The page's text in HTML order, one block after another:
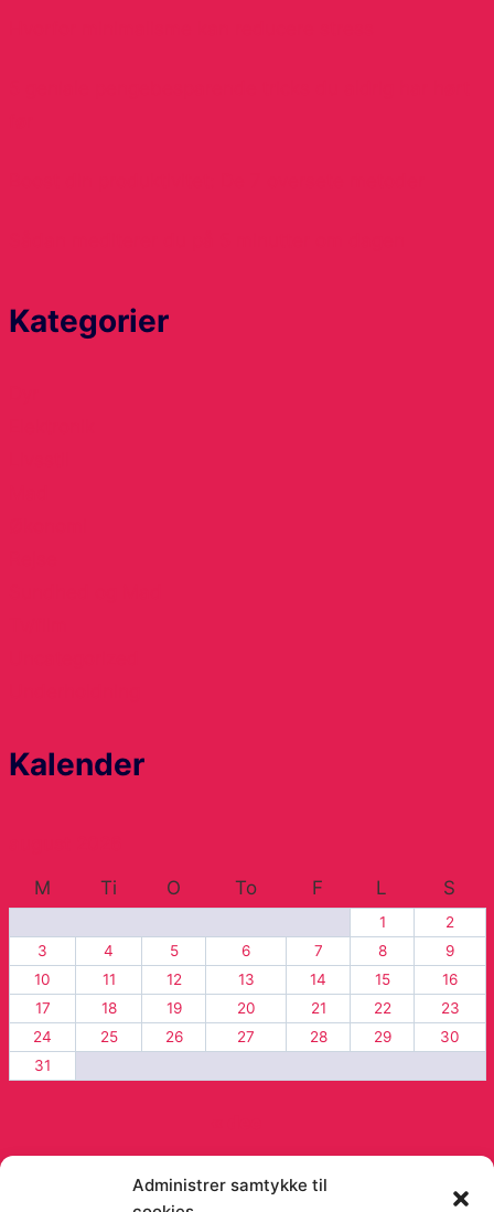
Administrer samtykke til
Kategorier
Kalender
M
Ti O To F L S
1
2
3
4 5 6 7 8
9
10
11 12 13 14 15
16
17
18 19 20 21 22
23
24
25 26 27 28 29
30
31